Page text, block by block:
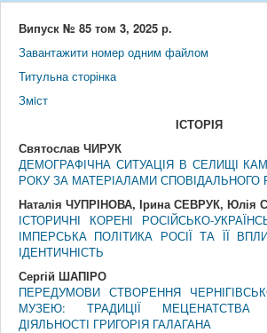
Випуск № 85 том 3, 2025 р.
Завантажити номер одним файлом
Титульна сторінка
Змiст
IСТОРIЯ
Святослав ЧИРУК
ДЕМОГРАФІЧНА СИТУАЦІЯ В СЕЛИЩІ
РОКУ ЗА МАТЕРІАЛАМИ СПОВІДАЛЬНОГО
Наталія ЧУПРІНОВА, Ірина СЕВРУК,
ІСТОРИЧНІ КОРЕНІ РОСІЙСЬКО-
ІМПЕРСЬКА ПОЛІТИКА РОСІЇ ТА ЇЇ
ІДЕНТИЧНІСТЬ
Сергій ШАПІРО
ПЕРЕДУМОВИ СТВОРЕННЯ
МУЗЕЮ: ТРАДИЦІЇ МЕЦЕНАТСТВА
ДІЯЛЬНОСТІ ГРИГОРІЯ ГАЛАГАНА